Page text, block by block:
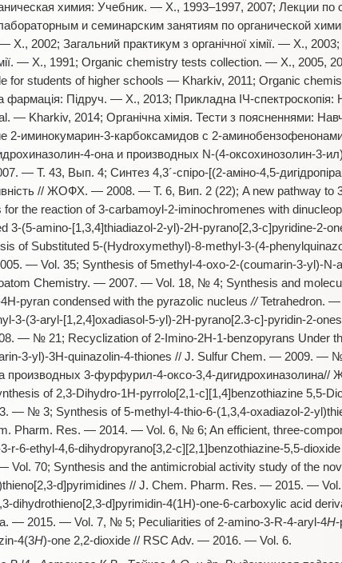
химия: Учебник. — Х., 1993–1997, 2007; Лекции по
и семинарским занятиям по органической
Х., 2002; Загальний практикум з органічної хімії. — Х.,
— Х., 1991; Organiс chemistry tests collection. — Х., 2005,
for students of higher schools — Kharkiv, 2011; Organic
фармація: Підруч. — Х., 2013; Прикладна ІЧ-
— Kharkiv, 2014; Органічна хімія. Тести з поясненнями:
2-иминокумарин-3-карбоксамидов с 2-
4-она и производных N-(4-оксохинозолин-3-
— Т. 43, Вып. 4; Синтез 4,3´-спіро-[(2-аміно-4,5-
// ЖОФХ. — 2008. — Т. 6, Вип. 2 (22); A new pathway to
for the reaction of 3-carbamoyl-2-iminochromenes with
3-(5-amino-[1,3,4]thiadiazol-2-yl)-2H-pyrano[2,3-c]pyridine-2-
of Substituted 5-(Hydroxymethyl)-8-methyl-3-(4-
— Vol. 35; Synthesis of 5methyl-4-oxo-2-(coumarin-3-yl)-N-
Chemistry. — 2007. — Vol. 18, № 4; Synthesis and
pyran condensed with the pyrazolic nucleus //Tetrahedron. —
3-(3-aryl-[1,2,4]oxadiasol-5-yl)-2H-pyrano[2.3-c]-pyridin-2-
— № 21; Recyclization of 2-Imino-2H-1-benzopyrans Under
3-yl)-3H-quinazolin-4-thiones // J. Sulfur Chem. — 2009. —
производных 3-фурфурил-4-оксо-3,4-
of 2,3-Dihydro-1H-pyrrolo[2,1-c][1,4]benzothiazine 5,5-
— № 3; Synthesis of 5-methyl-4-thio-6-(1,3,4-oxadiazol-2-
Pharm. Res. — 2014. — Vol. 6, № 6; An efficient, three-
r-6-ethyl-4,6-dihydropyrano[3,2-c][2,1]benzothiazine-5,5-
Vol. 70; Synthesis and the antimicrobial activity study of the
d]pyrimidines // J. Chem. Pharm. Res. — 2015. —
dihydrothieno[2,3-d]pyrimidin-4(1H)-one-6-carboxylic acid
— 2015. — Vol. 7, № 5; Peculiarities of 2-amino-3-R-4-aryl-4H-
4(3H)-one 2,2-dioxide // RSC Adv. — 2016. — Vol. 6.